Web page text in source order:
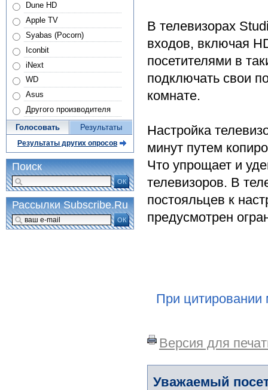
В телевизорах
входов, включая
посетителями в
подключать свои
комнате.
Настройка
минут путем
Что упрощает и
телевизоров. В
постояльцев к
предусмотрен
При цитировании
Версия для
Уважаемый
Dune HD
Apple TV
Syabas (Pocorn)
Iconbit
iNext
WD
Asus
Другого производителя
Голосовать Результаты
Результаты других опросов
Поиск
ОК
Рассылки Subscribe.Ru
ОК